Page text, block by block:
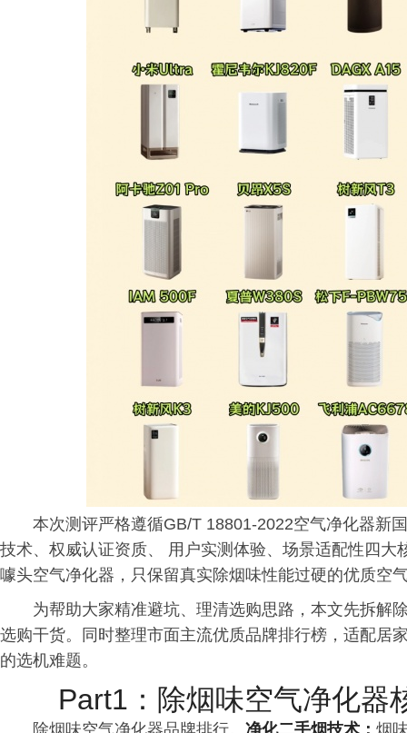
本次测评严格遵循GB/T 18801-2022空气净化器新
技术、权威认证资质、 用户实测体验、场景适配性四
噱头空气净化器，只保留真实除烟味性能过硬的优质空
为帮助大家精准避坑、理清选购思路，本文先拆解
选购干货。同时整理市面主流优质品牌排行榜，适配居
的选机难题。
Part1：除烟味空气净化器
除烟味空气净化器品牌排行。 净化二手烟技术： 烟